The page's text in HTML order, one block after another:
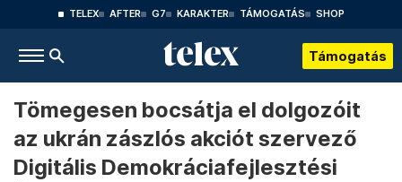
TELEX AFTER G7 KARAKTER TÁMOGATÁS SHOP
Támogatás
Tömegesen bocsátja el dolgozóit
az ukrán zászlós akciót szervező
Digitális Demokráciafejlesztési